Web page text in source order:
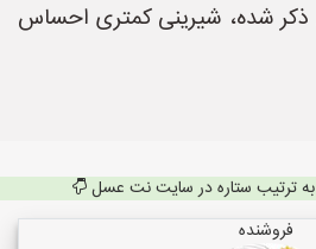
ذکر شده، شیرینی کمتری احساس
ترتیب ستاره در سایت نت عسل
فروشنده